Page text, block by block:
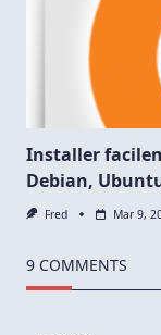
Installer
Debian,
Fred Mar 9,
9 COMMENTS